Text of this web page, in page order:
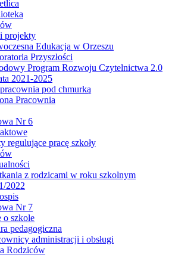
projekty
Edukacja w Orzeszu
Przyszłości
Program Rozwoju Czytelnictwa 2.0
2021-2025
pod chmurką
Pracownia
Nr 6
regulujące pracę szkoły
z rodzicami w roku szkolnym
2022
Nr 7
o szkole
pedagogiczna
administracji i obsługi
Rodziców